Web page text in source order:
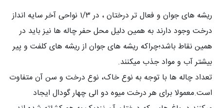
ریشه های جوان و فعال تر درختان ، در ۱/۳ نواحی آخر سایه انداز
درخت وجود دارند به همین دلیل محل حفر چاله ها نیز باید در
همین نقاط باشد؛چراکه ریشه های جوان از ریشه های کلفت و پیر
بیشتر آب و مواد جذب میکنند.
تعداد چاله ها با توجه به نوع خاک، نوع درخت و سن آن متفاوت
است.معمولا برای هر درخت میوه دو الی چهار گودال ایجاد